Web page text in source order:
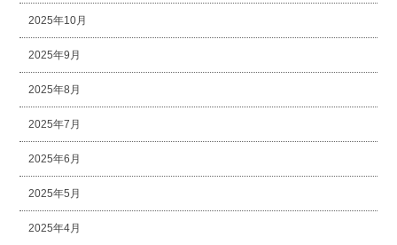
2025年10月
2025年9月
2025年8月
2025年7月
2025年6月
2025年5月
2025年4月